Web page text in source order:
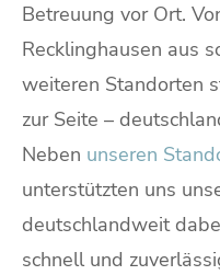
Betreuung vor Ort.
Recklinghausen aus
weiteren Standorten
zur Seite –
Neben unseren
unterstützten uns
deutschlandweit
schnell und